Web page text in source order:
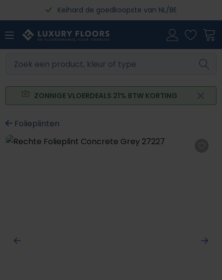
Ga naar de hoofdinhoudKeihard de goedkoopste van NL/BE
ZONNIGE VLOERDEALS 21% BTW KORTING
Folieplinten
Afbeeldingengalerij overslaan